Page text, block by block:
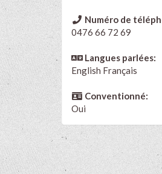
Numéro de
0476 66 72 69
Langues parlées:
English Français
Conventionné:
Oui